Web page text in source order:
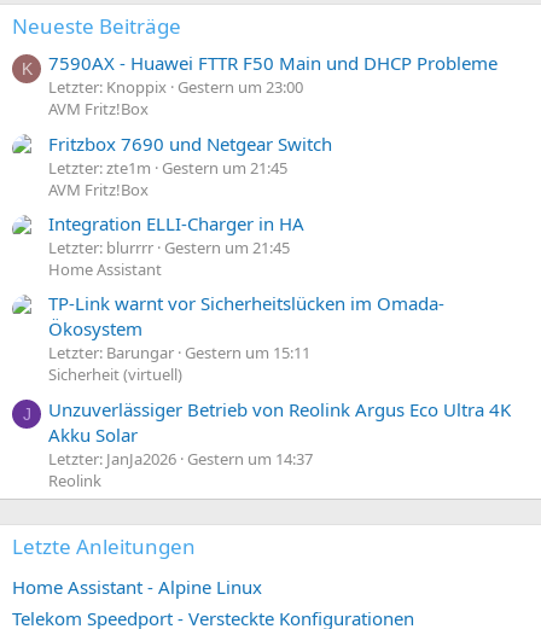
Neueste Beiträge
K 7590AX - Huawei FTTR F50 Main und DHCP Probleme
Letzter: Knoppix Gestern um 23:00
AVM Fritz!Box
Fritzbox 7690 und Netgear Switch
Letzter: zte1m
Gestern um 21:45
AVM Fritz!Box
Integration ELLI-Charger in HA
Letzter: blurrrr Gestern um 21:45
Home Assistant
TP-Link warnt vor Sicherheitslücken im Omada-
Ökosystem
Letzter: Barungar Gestern um 15:11
Sicherheit (virtuell)
J
Unzuverlässiger Betrieb von Reolink Argus Eco Ultra 4K
Akku Solar
Letzter: JanJa2026 Gestern um 14:37
Reolink
Letzte Anleitungen
Home Assistant - Alpine Linux
Telekom Speedport - Versteckte Konfigurationen